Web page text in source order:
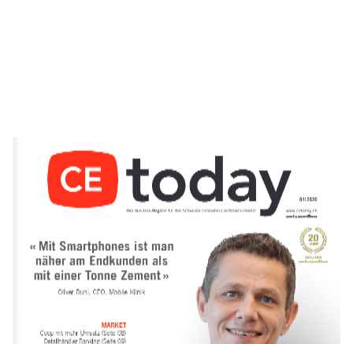
MARKET
Coop mit mehr Umsatz (Seite 08)
Detailhändler-Ranking (Seite 09)
« Mit Smartphones ist man
näher am Endkunden als
mit einer Tonne Zement »
Oliver Buhl, CEO, Mobile Klinik
04 | 2020